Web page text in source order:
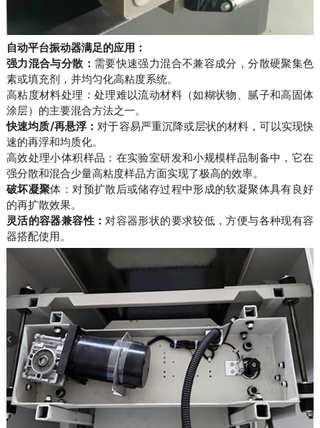
自动平台振动器满足的应用：
强力混合与分散： 需要快速强力混合不兼容成分，分散硬聚集色
素或填充剂，并均匀化高粘度系统。
高粘度材料处理：处理难以流动材料（如糊状物、腻子和高固体
涂层）的主要混合方法之一。
快速均质/再悬浮： 对于容易严重沉降或层状的材料，可以实现快
速的再浮和均质化。
高效处理小体积样品：在实验室研发和小规模样品制备中，它在
强分散和混合少量高粘度样品方面实现了极高的效率。
破坏凝聚体：对预扩散后或储存过程中形成的软凝聚体具有良好
的再扩散效果。
灵活的容器兼容性： 对容器形状的要求较低，方便与各种现有容
器搭配使用。